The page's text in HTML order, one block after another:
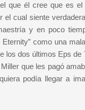
que él cree que es
el cual siente
y en poco
como una
los dos últimos Eps de
que les pagó
podía llegar a